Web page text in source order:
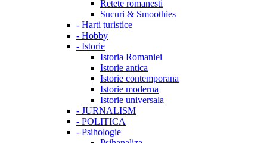
Retete romanesti
Sucuri & Smoothies
- Harti turistice
- Hobby
- Istorie
Istoria Romaniei
Istorie antica
Istorie contemporana
Istorie moderna
Istorie universala
- JURNALISM
- POLITICA
- Psihologie